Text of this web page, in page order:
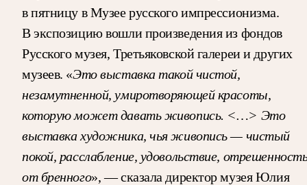
в пятницу в Музее русского импрессионизма.
В экспозицию вошли произведения из фондов
Русского музея, Третьяковской галереи и других
музеев. «Это выставка такой чистой,
незамутненной, умиротворяющей красоты,
которую может давать живопись. <…> Это
выставка художника, чья живопись — чистый
покой, расслабление, удовольствие,
от бренного», — сказала директор музея Юлия